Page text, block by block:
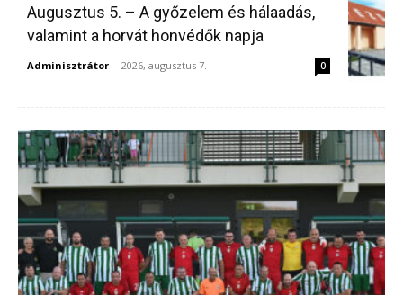
Augusztus 5. – A győzelem és hálaadás,
valamint a horvát honvédők napja
Adminisztrátor - 2026, augusztus 7. 0